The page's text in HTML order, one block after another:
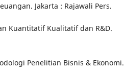
Jakarta : Rajawali Pers.
Kuantitatif Kualitatif dan R&D.
Penelitian Bisnis & Ekonomi.